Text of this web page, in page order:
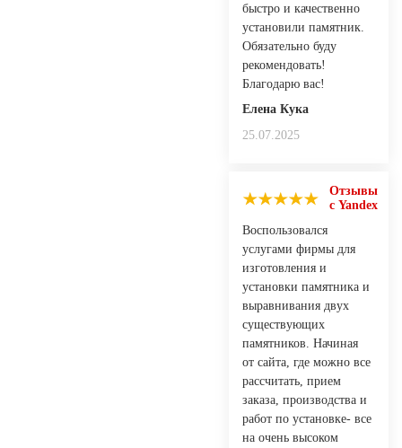
быстро и качественно
установили памятник.
Обязательно буду
рекомендовать!
Благодарю вас!
Елена Кука
25.07.2025
Отзывы
с Yandex
Воспользовался
услугами фирмы для
изготовления и
установки памятника и
выравнивания двух
существующих
памятников. Начиная
от сайта, где можно все
рассчитать, прием
заказа, производства и
работ по установке- все
на очень высоком